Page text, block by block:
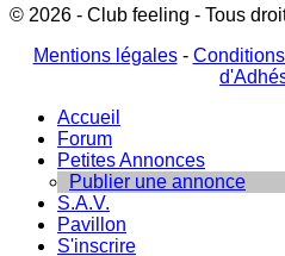
© 2026 - Club feeling - Tous
Mentions légales-
Accueil
Forum
Petites Annonces
Publier une annonce
S.A.V.
Pavillon
S'inscrire